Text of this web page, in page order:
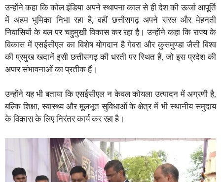
उन्होंने कहा कि कोल इंडिया अपने स्थापना काल से ही देश की ऊर्जा आपूर्ति
में अहम भूमिका निभा रहा है, वहीं छत्तीसगढ़ अपने सरल और मेहनती
निवासियों के बल पर चहुमुखी विकास कर रहा है। उन्होंने कहा कि राज्य के
विकास में एसईसीएल का विशेष योगदान है गेवरा और कुसमुण्डा जैसी विश्व
की प्रमुख खदानें इसी छत्तीसगढ़ की धरती पर स्थित हैं, जो इस प्रदेश की
अपार संभावनाओं का प्रतीक हैं।
उन्होंने यह भी बताया कि एसईसीएल न केवल कोयला उत्पादन में अग्रणी है,
बल्कि शिक्षा, स्वास्थ्य और मूलभूत सुविधाओं के क्षेत्र में भी स्थानीय समुदाय
के विकास के लिए निरंतर कार्य कर रहा है।